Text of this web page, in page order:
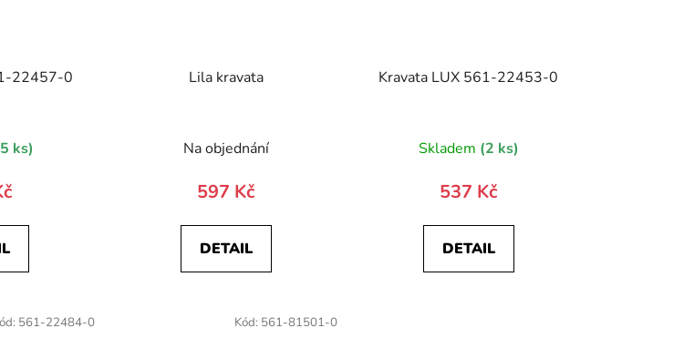
22457-0
ks)
Lila kravata
Na objednání
597 Kč
DETAIL
Kravata LUX 561-22453-0
Skladem (2 ks)
537 Kč
DETAIL
561-22484-0 Kód: 561-81501-0